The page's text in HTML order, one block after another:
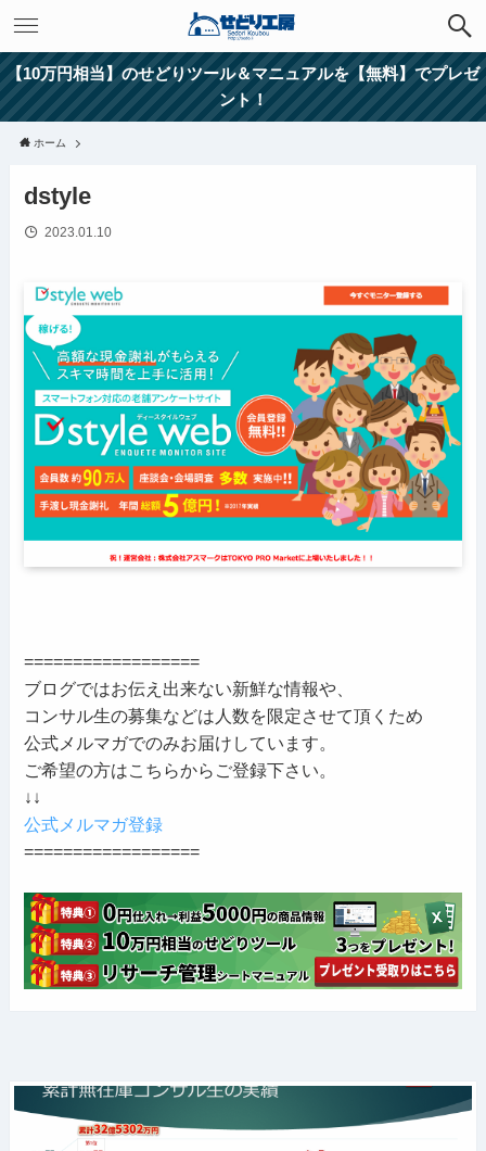
【10万円相当】のせどりツール＆マニュアルを【無料】でプレゼ
ント！
ホーム
dstyle
2023.01.10
==================
ブログではお伝え出来ない新鮮な情報や、
コンサル生の募集などは人数を限定させて頂くため
公式メルマガでのみお届けしています。
ご希望の方はこちらからご登録下さい。
↓↓
公式メルマガ登録
==================